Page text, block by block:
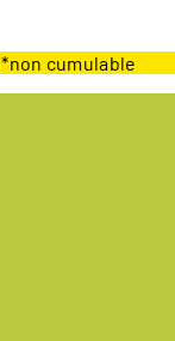
*non cumulable